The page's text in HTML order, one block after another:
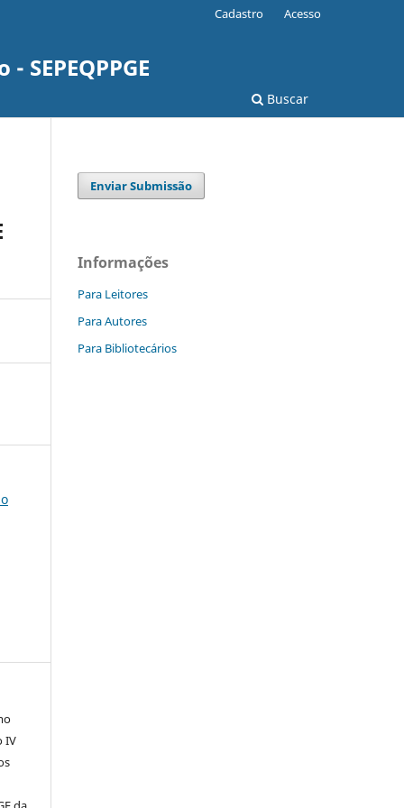
Buscar
Cadastro Acesso
IV
Enviar Submissão
Informações
Para Leitores
Para Autores
Para Bibliotecários